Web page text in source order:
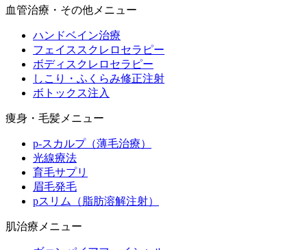
血管治療・その他メニュー
ハンドベイン治療
フェイススクレロセラピー
ボディスクレロセラピー
しこり・ふくらみ修正注射
ボトックス注入
痩身・毛髪メニュー
p-スカルプ（薄毛治療）
光線療法
育毛サプリ
眉毛発毛
pスリム（脂肪溶解注射）
肌治療メニュー